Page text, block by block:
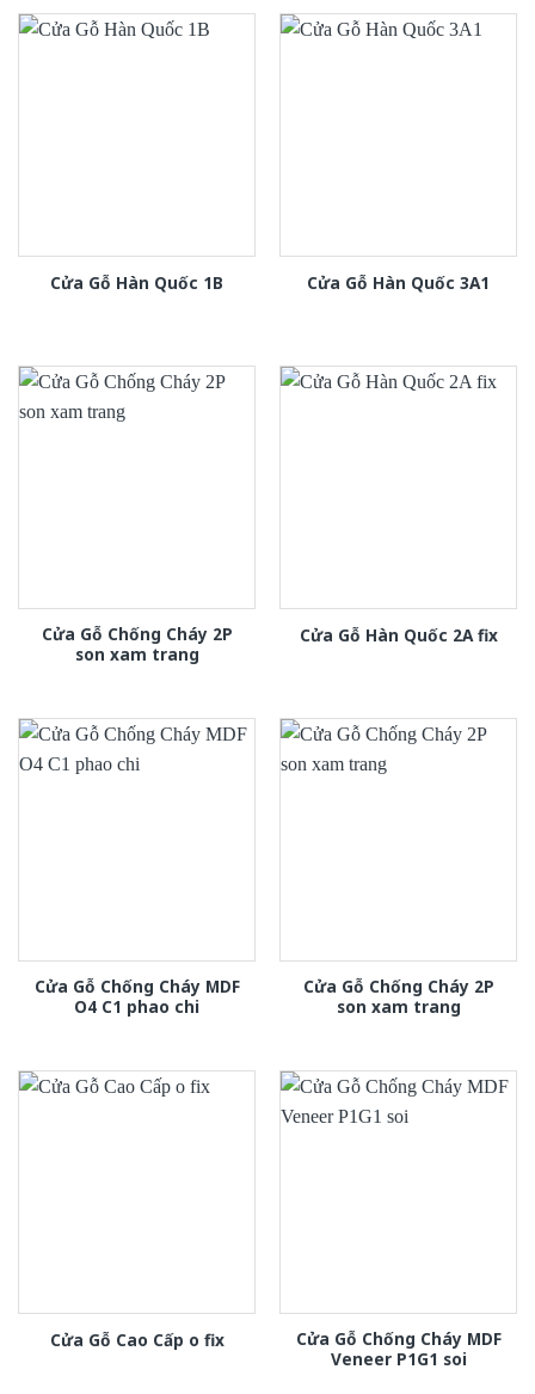
Cửa Gỗ Hàn Quốc 1B Cửa Gỗ Hàn Quốc 3A1
Cửa Gỗ Chống Cháy 2P
son xam trang
Cửa Gỗ Hàn Quốc 2A fix
Cửa Gỗ Chống Cháy MDF
O4 C1 phao chi
Cửa Gỗ Chống Cháy 2P
son xam trang
Cửa Gỗ Cao Cấp o fix
Cửa Gỗ Chống Cháy MDF
Veneer P1G1 soi